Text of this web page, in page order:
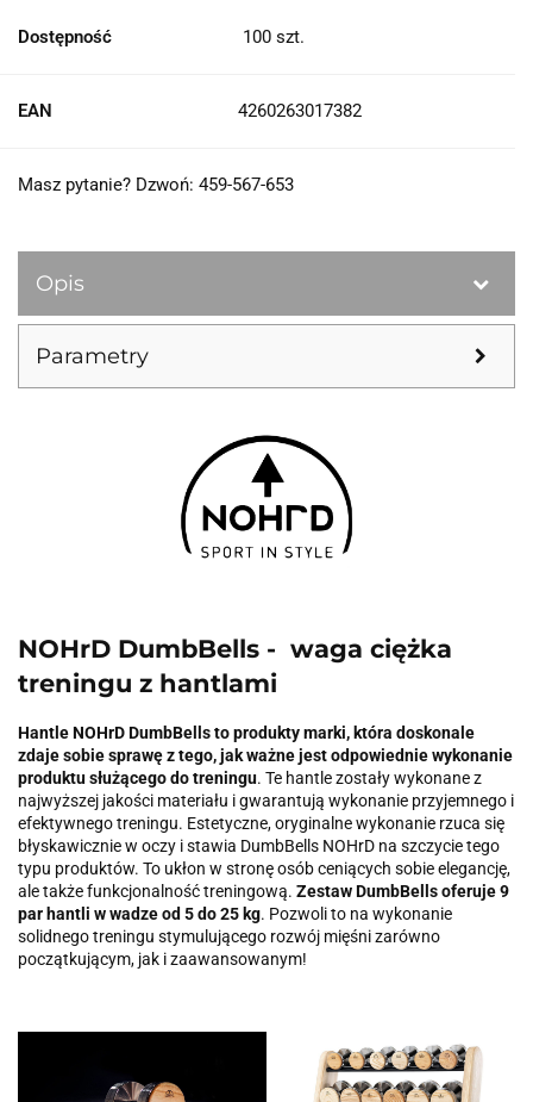
Dostępność 100 szt.
EAN 4260263017382
Masz pytanie? Dzwoń: 459-567-653
Opis
Parametry
NOHrD DumbBells - waga ciężka
treningu z hantlami
Hantle NOHrD DumbBells to produkty marki, która doskonale
zdaje sobie sprawę z tego, jak ważne jest odpowiednie wykonanie
produktu służącego do treningu. Te hantle zostały wykonane z
najwyższej jakości materiału i gwarantują wykonanie przyjemnego i
efektywnego treningu. Estetyczne, oryginalne wykonanie rzuca się
błyskawicznie w oczy i stawia DumbBells NOHrD na szczycie tego
typu produktów. To ukłon w stronę osób ceniących sobie elegancję,
ale także funkcjonalność treningową. Zestaw DumbBells oferuje 9
par hantli w wadze od 5 do 25 kg. Pozwoli to na wykonanie
solidnego treningu stymulującego rozwój mięśni zarówno
początkującym, jak i zaawansowanym!